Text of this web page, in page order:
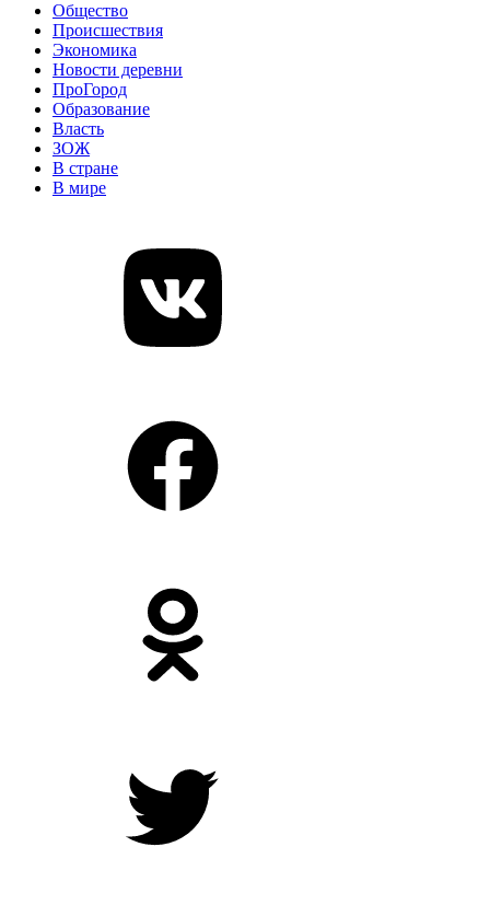
Общество
Происшествия
Экономика
Новости деревни
ПроГород
Образование
Власть
ЗОЖ
В стране
В мире